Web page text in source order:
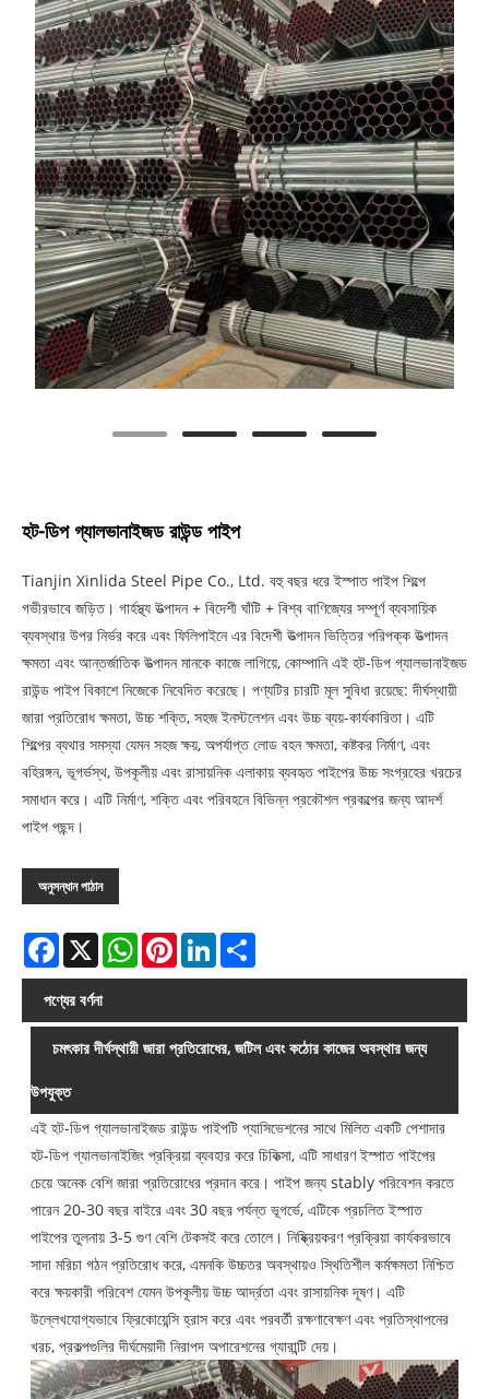
হট-ডিপ গ্যালভানাইজড রাউন্ড পাইপ
Tianjin Xinlida Steel Pipe Co., Ltd. বহু বছর ধরে ইস্পাত পাইপ শিল্পে
গভীরভাবে জড়িত। গার্হস্থ্য উত্পাদন + বিদেশী ঘাঁটি + বিশ্ব বাণিজ্যের সম্পূর্ণ ব্যবসায়িক
ব্যবস্থার উপর নির্ভর করে এবং ফিলিপাইনে এর বিদেশী উত্পাদন ভিত্তির পরিপক্ক উত্পাদন
ক্ষমতা এবং আন্তর্জাতিক উত্পাদন মানকে কাজে লাগিয়ে, কোম্পানি এই হট-ডিপ গ্যালভানাইজড
রাউন্ড পাইপ বিকাশে নিজেকে নিবেদিত করেছে। পণ্যটির চারটি মূল সুবিধা রয়েছে: দীর্ঘস্থায়ী
জারা প্রতিরোধ ক্ষমতা, উচ্চ শক্তি, সহজ ইনস্টলেশন এবং উচ্চ ব্যয়-কার্যকারিতা। এটি
শিল্পের ব্যথার সমস্যা যেমন সহজ ক্ষয়, অপর্যাপ্ত লোড বহন ক্ষমতা, কষ্টকর নির্মাণ, এবং
বহিরঙ্গন, ভূগর্ভস্থ, উপকূলীয় এবং রাসায়নিক এলাকায় ব্যবহৃত পাইপের উচ্চ সংগ্রহের খরচের
সমাধান করে। এটি নির্মাণ, শক্তি এবং পরিবহনে বিভিন্ন প্রকৌশল প্রকল্পের জন্য আদর্শ
পাইপ পছন্দ।
অনুসন্ধান পাঠান
Facebook
X WhatsAppPinterestLinkedIn
পণ্যের বর্ণনা
চমৎকার দীর্ঘস্থায়ী জারা প্রতিরোধের, জটিল এবং কঠোর কাজের অবস্থার জন্য
উপযুক্ত
এই হট-ডিপ গ্যালভানাইজড রাউন্ড পাইপটি প্যাসিভেশনের সাথে মিলিত একটি পেশাদার
হট-ডিপ গ্যালভানাইজিং প্রক্রিয়া ব্যবহার করে চিকিত্সা, এটি সাধারণ ইস্পাত পাইপের
চেয়ে অনেক বেশি জারা প্রতিরোধের প্রদান করে। পাইপ জন্য stably পরিবেশন করতে
পারেন 20-30 বছর বাইরে এবং 30 বছর পর্যন্ত ভূগর্ভে, এটিকে প্রচলিত ইস্পাত
পাইপের তুলনায় 3-5 গুণ বেশি টেকসই করে তোলে। নিষ্ক্রিয়করণ প্রক্রিয়া কার্যকরভাবে
সাদা মরিচা গঠন প্রতিরোধ করে, এমনকি উচ্চতর অবস্থায়ও স্থিতিশীল কর্মক্ষমতা নিশ্চিত
করে ক্ষয়কারী পরিবেশ যেমন উপকূলীয় উচ্চ আর্দ্রতা এবং রাসায়নিক দূষণ। এটি
উল্লেখযোগ্যভাবে ফ্রিকোয়েন্সি হ্রাস করে এবং পরবর্তী রক্ষণাবেক্ষণ এবং প্রতিস্থাপনের
খরচ, প্রকল্পগুলির দীর্ঘমেয়াদী নিরাপদ অপারেশনের গ্যারান্টি দেয়।